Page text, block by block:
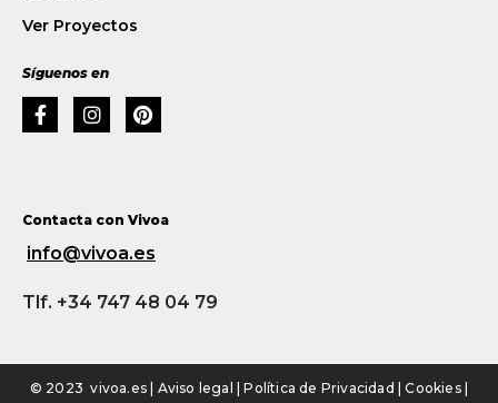
Ver Proyectos
Síguenos en
Contacta con Vivoa
info@vivoa.es
Tlf. +34 747 48 04 79
© 2023 vivoa.es | Aviso legal |Política de Privacidad |Cookies|